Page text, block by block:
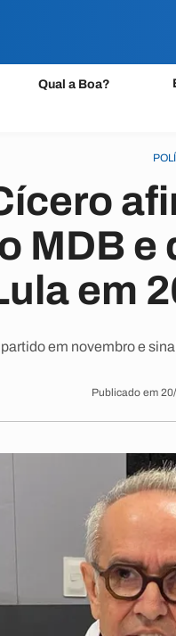
Qual a Boa?
MDB e
em
em novembro e
Publicado em